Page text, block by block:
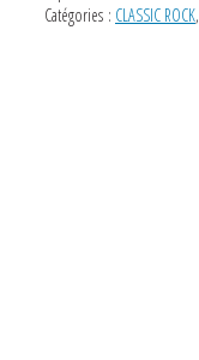
Catégories : CLASSIC ROCK,